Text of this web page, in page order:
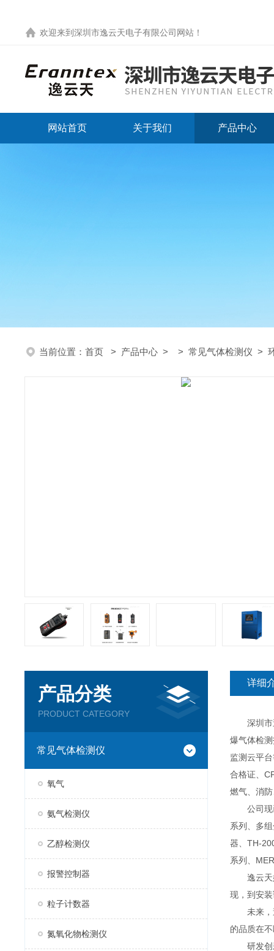
欢迎来到 深圳市逸云天电子有限公司网站 ！
网站首页 关于我们 产品中心
当前位置： 首页 > 产品中心 > > 常见气体检测仪 >
产品分类
PRODUCT CATEGORY
常见气体检测仪
氧气
氨气检测仪
乙醇检测仪
报警控制器
粒子计数器
氮氧化物检测仪
详细
深圳市逸
爆气体检
监测云平
合格证、
燃气、消
公司现已
系列、多
器、TH-
系列、
逸云天始
现，到安
未来，逸
的品质在
研发创